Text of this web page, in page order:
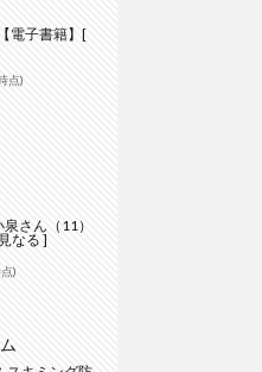
電子書籍】[
点)
さん（11）
なる ]
)